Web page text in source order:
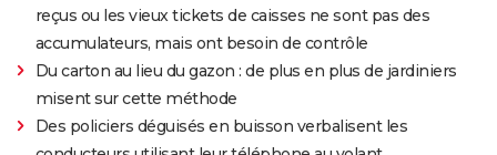
reçus ou les vieux tickets de caisses ne sont pas des
accumulateurs, mais ont besoin de contrôle
Du carton au lieu du gazon : de plus en plus de jardiniers
misent sur cette méthode
Des policiers déguisés en buisson verbalisent les